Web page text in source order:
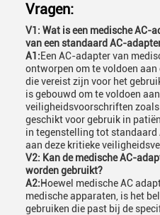
Vragen:
V1: Wat is een medische AC-
van een standaard AC-
A1:Een AC-adapter van
ontworpen om te voldoen
die vereist zijn voor het
is gebouwd om te voldoen
veiligheidsvoorschriften
geschikt voor gebruik in
in tegenstelling tot
aan deze kritieke
V2: Kan de medische AC-
worden gebruikt?
A2:Hoewel medische AC
medische apparaten, is het
gebruiken die past bij de